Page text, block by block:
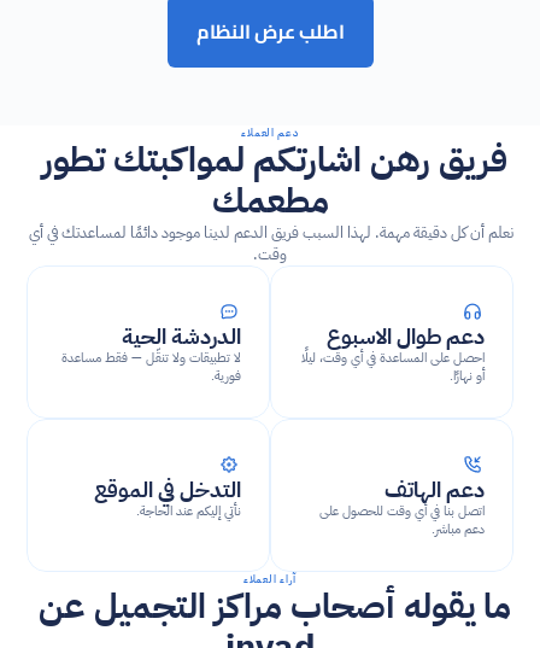
اطلب عرض النظام
دعم العملاء
مطعمك
وقت.
دعم طوال الاسبوع
أو نهارًا.
الدردشة الحية
فورية.
دعم الهاتف
دعم مباشر.
التدخل في الموقع
نأتي إليكم عند الحاجة.
آراء العملاء